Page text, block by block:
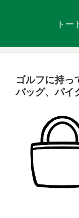
トー
ゴルフに持っ
バッグ、パイ